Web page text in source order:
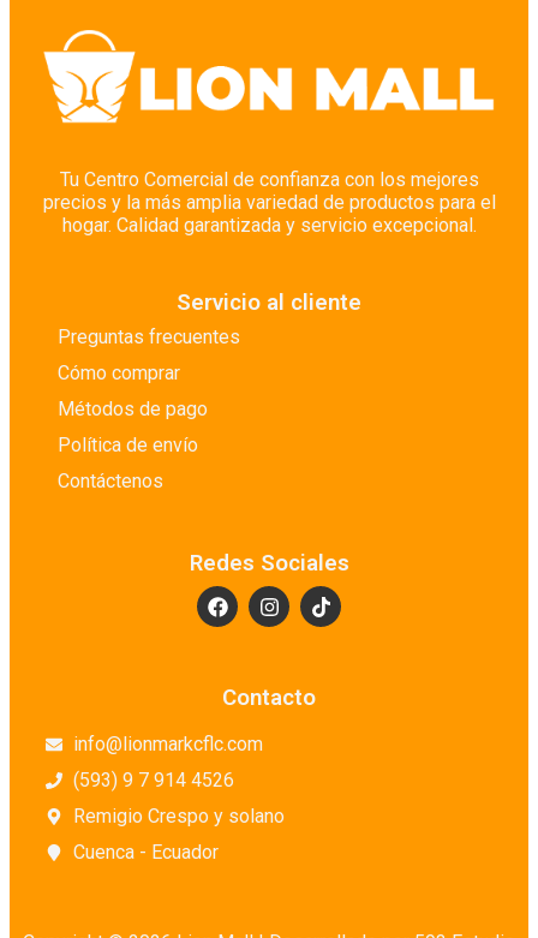
Tu Centro Comercial de confianza con los mejores
precios y la más amplia variedad de productos para el
hogar. Calidad garantizada y servicio excepcional.
Servicio al cliente
Preguntas frecuentes
Cómo comprar
Métodos de pago
Política de envío
Contáctenos
Redes Sociales
Contacto
info@lionmarkcflc.com
(593) 9 7 914 4526
Remigio Crespo y solano
Cuenca - Ecuador